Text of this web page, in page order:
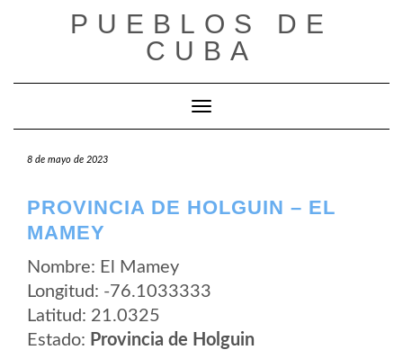
PUEBLOS DE
CUBA
Cambiar modo de navegación
8 de mayo de 2023
PROVINCIA DE HOLGUIN – EL
MAMEY
Nombre: El Mamey
Longitud: -76.1033333
Latitud: 21.0325
Estado: Provincia de Holguin